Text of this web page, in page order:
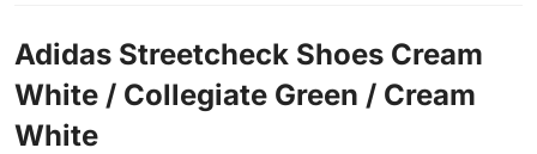
Adidas Streetcheck Shoes Cream
White / Collegiate Green / Cream
White